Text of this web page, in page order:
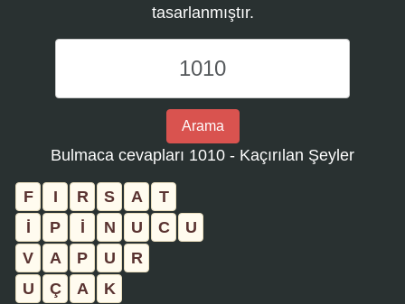
tasarlanmıştır.
Word
Kelime
Oyunu
bulmaca
numarasını
ve
aramayı
Arama
Bulmaca cevapları 1010 - Kaçırılan Şeyler
F I R S A
T
İ
P İ N U C
U
V
A P U
R
U
Ç A
K